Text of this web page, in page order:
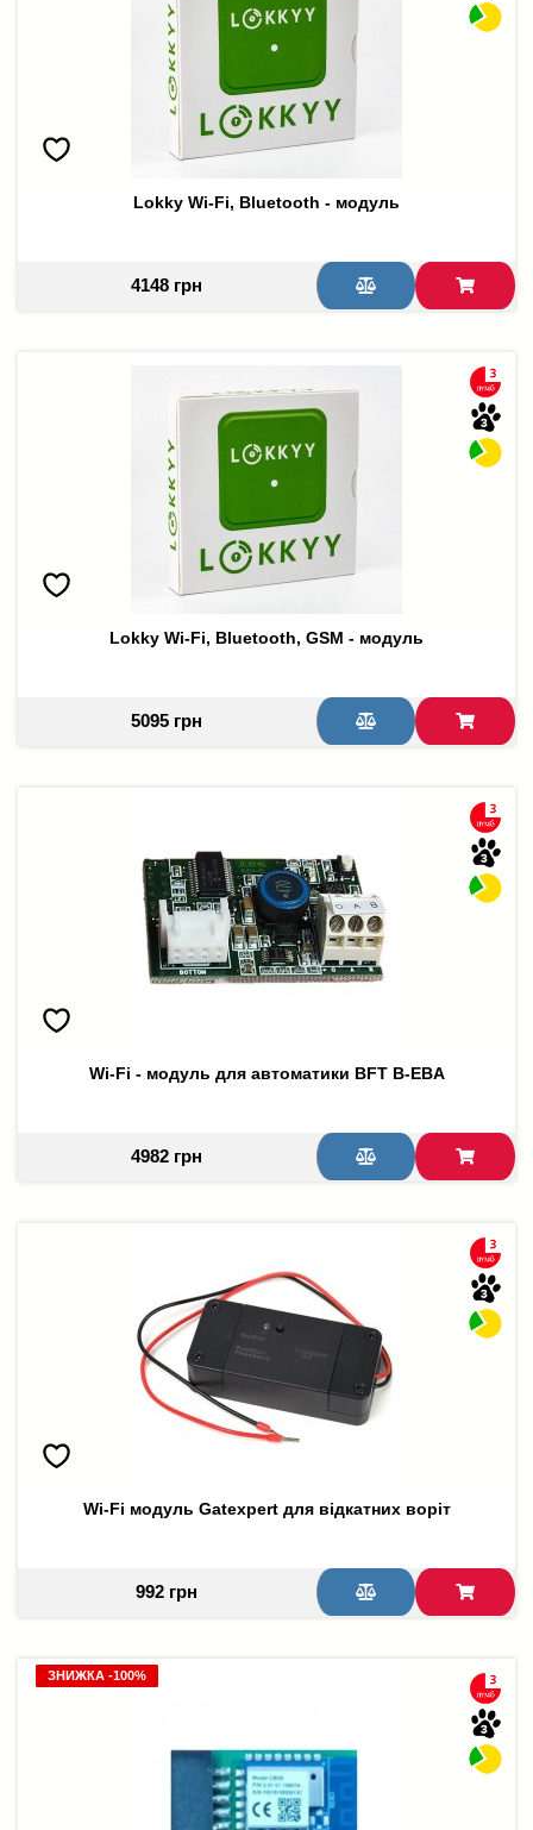
Lokky Wi-Fi, Bluetooth - модуль
4148 грн
Lokky Wi-Fi, Bluetooth, GSM - модуль
5095 грн
Wi-Fi - модуль для автоматики BFT B-EBA
4982 грн
Wi-Fi модуль Gatexpert для відкатних воріт
992 грн
ЗНИЖКА -100%
ЗНИЖКА -100%